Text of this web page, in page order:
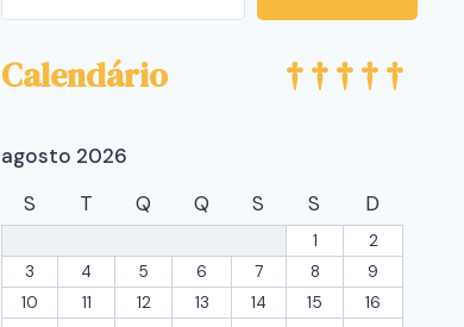
Calendário
agosto 2026
S
T Q Q S S D
1
2
3
4 5 6 7 8
9
10
11 12 13 14 15
16